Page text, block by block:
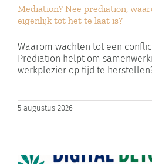
Zoeken
naar:
Winkelwagen
Mediation? Nee prediation,
eigenlijk tot het te laat is?
Waarom wachten tot een
Prediation helpt om
werkplezier op tijd te
5 augustus 2026